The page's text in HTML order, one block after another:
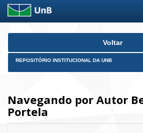
Skip
Voltar
REPOSITÓRIO INSTITUCIONAL DA UNB
Navegando por Autor
Portela